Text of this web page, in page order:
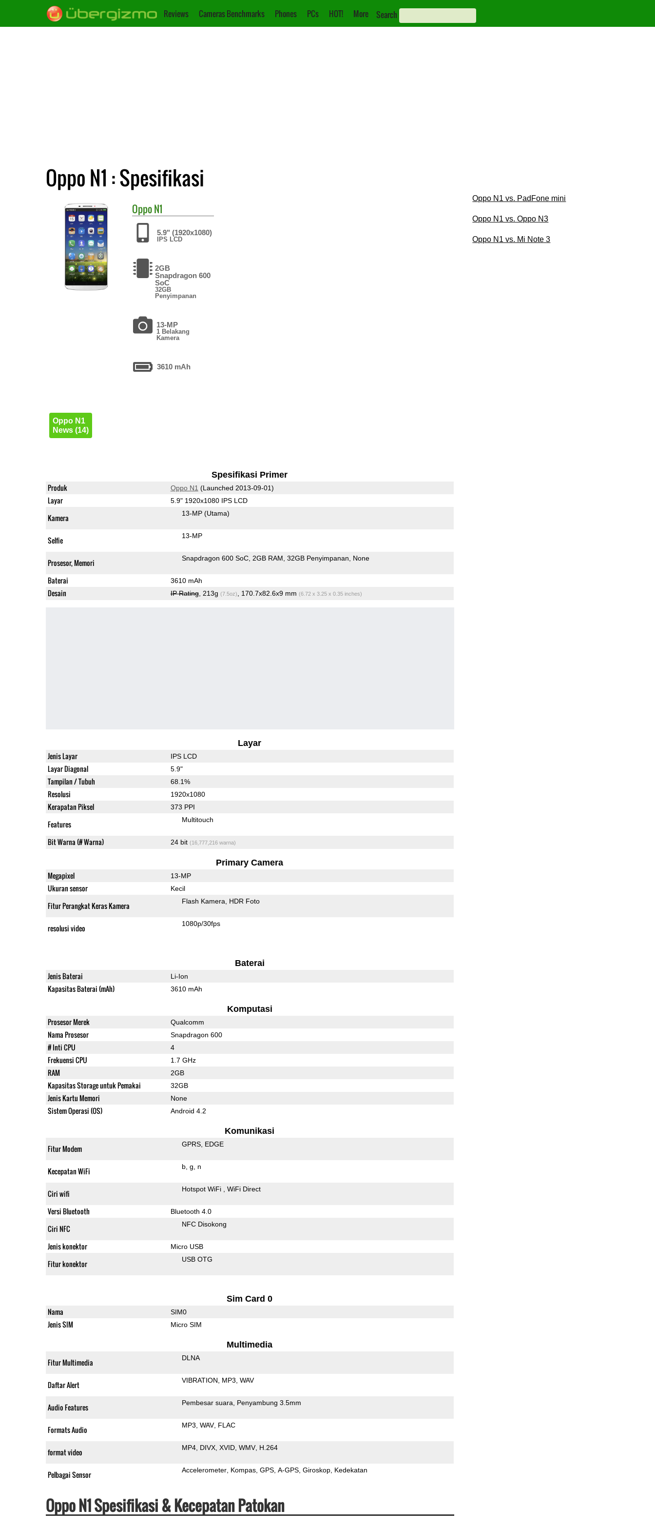
Reviews Cameras Benchmarks Phones PCs HOT! More Search
Oppo N1 : Spesifikasi
OppoN1
5.9" (1920x1080)
IPS LCD
2GB
Snapdragon 600
SoC
32GB
Penyimpanan
13-MP
1 Belakang
Kamera
3610 mAh
Oppo N1
News (14)
Spesifikasi Primer
Produk Oppo N1 (Launched 2013-09-01)
Layar 5.9" 1920x1080 IPS LCD
Kamera 13-MP (Utama)
Selfie 13-MP
Prosesor, Memori Snapdragon 600 SoC 2GB RAM 32GB Penyimpanan None
Baterai 3610 mAh
Desain IP Rating, 213g (7.5oz) , 170.7x82.6x9 mm (6.72 x 3.25 x 0.35 inches)
Layar
Jenis Layar IPS LCD
Layar Diagonal 5.9"
Tampilan / Tubuh 68.1%
Resolusi 1920x1080
Kerapatan Piksel 373 PPI
Features Multitouch
Bit Warna (# Warna) 24 bit (16,777,216 warna)
Primary Camera
Megapixel 13-MP
Ukuran sensor Kecil
Fitur Perangkat Keras Kamera Flash Kamera HDR Foto
resolusi video 1080p/30fps
Baterai
Jenis Baterai Li-Ion
Kapasitas Baterai (mAh) 3610 mAh
Komputasi
Prosesor Merek Qualcomm
Nama Prosesor Snapdragon 600
# Inti CPU 4
Frekuensi CPU 1.7 GHz
RAM 2GB
Kapasitas Storage untuk Pemakai 32GB
Jenis Kartu Memori None
Sistem Operasi (OS) Android 4.2
Komunikasi
Fitur Modem GPRS EDGE
Kecepatan WiFi b g n
Ciri wifi Hotspot WiFi WiFi Direct
Versi Bluetooth Bluetooth 4.0
Ciri NFC NFC Disokong
Jenis konektor Micro USB
Fitur konektor USB OTG
Sim Card 0
Nama SIM0
Jenis SIM Micro SIM
Multimedia
Fitur Multimedia DLNA
Daftar Alert VIBRATION MP3 WAV
Audio Features Pembesar suara Penyambung 3.5mm
Formats Audio MP3 WAV FLAC
format video MP4 DIVX XVID WMV H.264
Pelbagai Sensor Accelerometer Kompas GPS A-GPS Giroskop Kedekatan
Oppo N1 Spesifikasi & Kecepatan Patokan
Oppo N1 vs. PadFone mini
Oppo N1 vs. Oppo N3
Oppo N1 vs. Mi Note 3